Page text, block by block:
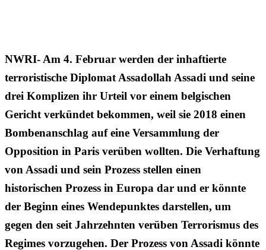
NWRI- Am 4. Februar werden der inhaftierte
terroristische Diplomat Assadollah Assadi und seine
drei Komplizen ihr Urteil vor einem belgischen
Gericht verkündet bekommen, weil sie 2018 einen
Bombenanschlag auf eine Versammlung der
Opposition in Paris verüben wollten. Die Verhaftung
von Assadi und sein Prozess stellen einen
historischen Prozess in Europa dar und er könnte
der Beginn eines Wendepunktes darstellen, um
gegen den seit Jahrzehnten verüben Terrorismus des
Regimes vorzugehen. Der Prozess von Assadi könnte